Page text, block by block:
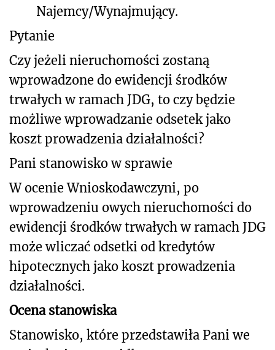
Najemcy/Wynajmujący.
Pytanie
Czy jeżeli nieruchomości zostaną
wprowadzone do ewidencji środków
trwałych w ramach JDG, to czy będzie
możliwe wprowadzanie odsetek jako
koszt prowadzenia działalności?
Pani stanowisko w sprawie
W ocenie Wnioskodawczyni, po
wprowadzeniu owych nieruchomości do
ewidencji środków trwałych w ramach JDG
może wliczać odsetki od kredytów
hipotecznych jako koszt prowadzenia
działalności.
Ocena stanowiska
Stanowisko, które przedstawiła Pani we